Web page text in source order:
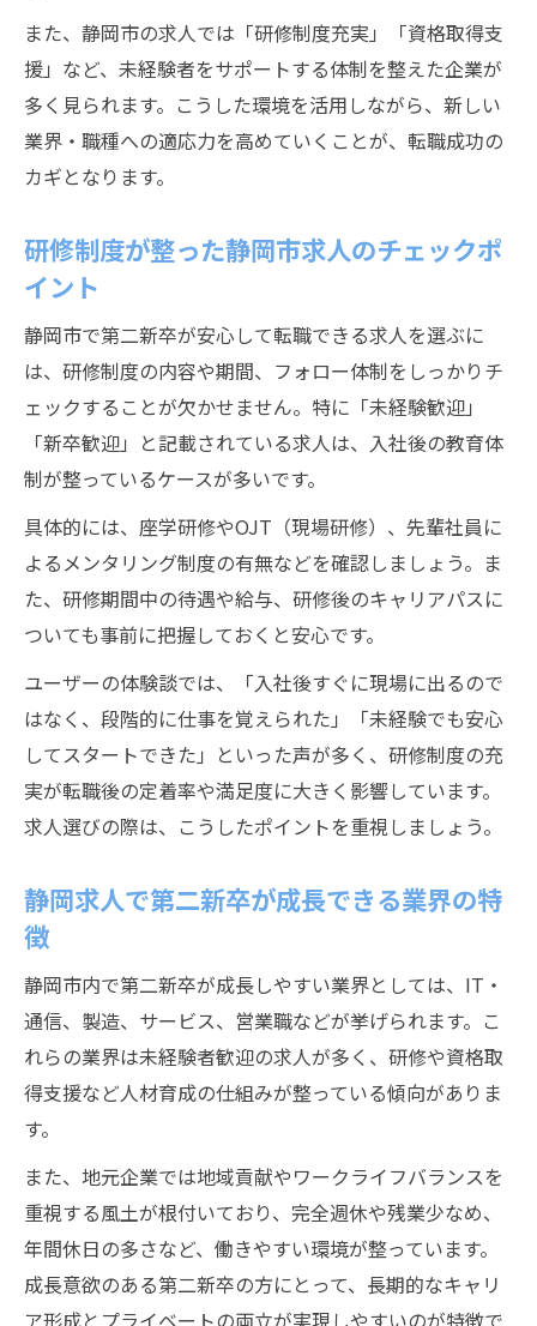
また、静岡市の求人では「研修制度充実」「資格取得支
援」など、未経験者をサポートする体制を整えた企業が
多く見られます。こうした環境を活用しながら、新しい
業界・職種への適応力を高めていくことが、転職成功の
カギとなります。
研修制度が整った静岡市求人のチェックポ
イント
静岡市で第二新卒が安心して転職できる求人を選ぶに
は、研修制度の内容や期間、フォロー体制をしっかりチ
ェックすることが欠かせません。特に「未経験歓迎」
「新卒歓迎」と記載されている求人は、入社後の教育体
制が整っているケースが多いです。
具体的には、座学研修やOJT（現場研修）、先輩社員に
よるメンタリング制度の有無などを確認しましょう。ま
た、研修期間中の待遇や給与、研修後のキャリアパスに
ついても事前に把握しておくと安心です。
ユーザーの体験談では、「入社後すぐに現場に出るので
はなく、段階的に仕事を覚えられた」「未経験でも安心
してスタートできた」といった声が多く、研修制度の充
実が転職後の定着率や満足度に大きく影響しています。
求人選びの際は、こうしたポイントを重視しましょう。
静岡求人で第二新卒が成長できる業界の特
徴
静岡市内で第二新卒が成長しやすい業界としては、IT・
通信、製造、サービス、営業職などが挙げられます。こ
れらの業界は未経験者歓迎の求人が多く、研修や資格取
得支援など人材育成の仕組みが整っている傾向がありま
す。
また、地元企業では地域貢献やワークライフバランスを
重視する風土が根付いており、完全週休や残業少なめ、
年間休日の多さなど、働きやすい環境が整っています。
成長意欲のある第二新卒の方にとって、長期的なキャリ
ア形成とプライベートの両立が実現しやすいのが特徴で